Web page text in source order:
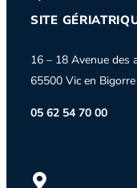
SITE
16 – 18 Avenue des
65500 Vic en Bigorre
05 62 54 70 00